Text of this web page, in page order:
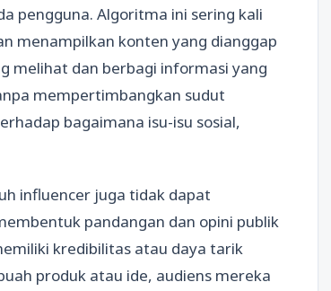
pengguna. Algoritma ini sering kali
menampilkan konten yang dianggap
melihat dan berbagi informasi yang
mempertimbangkan sudut
bagaimana isu-isu sosial,
influencer juga tidak dapat
pandangan dan opini publik
kredibilitas atau daya tarik
produk atau ide, audiens mereka